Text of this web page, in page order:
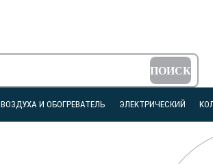
И ОБОГРЕВАТЕЛЬ ЭЛЕКТРИЧЕСКИЙ